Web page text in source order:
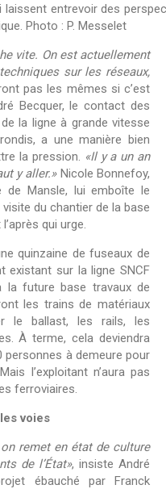
entrevoir des
Photo : P. Messelet
vite. On est actuellement
sur les réseaux,
pas les mêmes si c’est
Becquer, le contact des
la ligne à grande vitesse
a une manière bien
la pression. «Il y a un an
y aller.»Nicole Bonnefoy,
de Mansle, lui emboîte le
du chantier de la base
qui urge.
quinzaine de fuseaux de
existant sur la ligne SNCF
la future base travaux de
les trains de matériaux
le ballast, les rails, les
À terme, cela deviendra
personnes à demeure pour
l’exploitant n’aura pas
ferroviaires.
voies
remet en état de culture
de l’État», insiste André
ébauché par Franck